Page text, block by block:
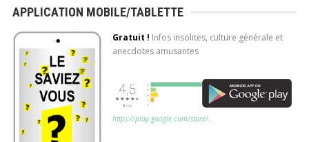
APPLICATION MOBILE/TABLETTE
Gratuit ! Infos insolites, culture générale et
anecdotes amusantes
https://play.google.com/store/…